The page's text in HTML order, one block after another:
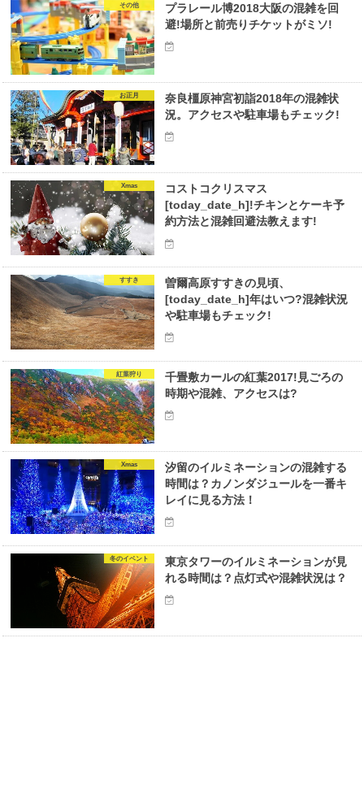
その他
プラレール博2018大阪の混雑を回
避!場所と前売りチケットがミソ!
お正月
奈良橿原神宮初詣2018年の混雑状
況。アクセスや駐車場もチェック!
Xmas
コストコクリスマス
[today_date_h]!チキンとケーキ予
約方法と混雑回避法教えます!
すすき
曽爾高原すすきの見頃、
[today_date_h]年はいつ?混雑状況
や駐車場もチェック!
紅葉狩り
千畳敷カールの紅葉2017!見ごろの
時期や混雑、アクセスは?
Xmas
汐留のイルミネーションの混雑する
時間は？カノンダジュールを一番キ
レイに見る方法！
冬のイベント
東京タワーのイルミネーションが見
れる時間は？点灯式や混雑状況は？